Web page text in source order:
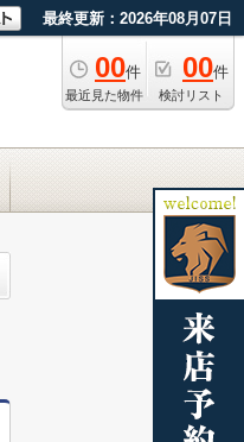
最終更新：2026年08月07日
00件
最近見た物件
00件
検討リスト